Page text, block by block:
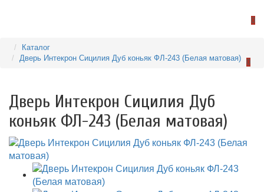
0
0
Каталог
Дверь Интекрон Сицилия Дуб коньяк ФЛ-243 (Белая матовая)
Дверь Интекрон Сицилия Дуб
коньяк ФЛ-243 (Белая матовая)